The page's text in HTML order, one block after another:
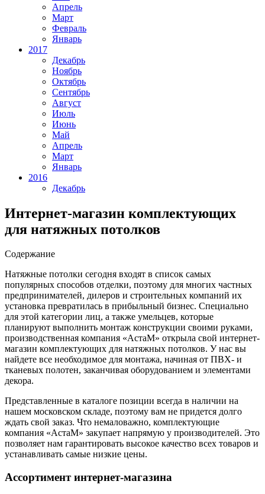
Апрель
Март
Февраль
Январь
2017
Декабрь
Ноябрь
Октябрь
Сентябрь
Август
Июль
Июнь
Май
Апрель
Март
Январь
2016
Декабрь
Интернет-магазин комплектующих
для натяжных потолков
Содержание
Натяжные потолки сегодня входят в список самых
популярных способов отделки, поэтому для многих частных
предпринимателей, дилеров и строительных компаний их
установка превратилась в прибыльный бизнес. Специально
для этой категории лиц, а также умельцев, которые
планируют выполнить монтаж конструкции своими руками,
производственная компания «АстаМ» открыла свой интернет-
магазин комплектующих для натяжных потолков. У нас вы
найдете все необходимое для монтажа, начиная от ПВХ- и
тканевых полотен, заканчивая оборудованием и элементами
декора.
Представленные в каталоге позиции всегда в наличии на
нашем московском складе, поэтому вам не придется долго
ждать свой заказ. Что немаловажно, комплектующие
компания «АстаМ» закупает напрямую у производителей. Это
позволяет нам гарантировать высокое качество всех товаров и
устанавливать самые низкие цены.
Ассортимент интернет-магазина